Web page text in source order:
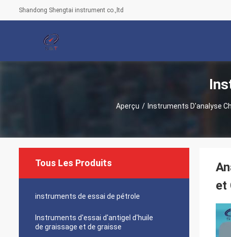
Shandong Shengtai instrument co.,ltd
Aperçu / Instruments D'analyse
Tous Les Produits
instruments de essai de pétrole
Instruments d'essai d'antigel d'huile
de graissage et de graisse
et